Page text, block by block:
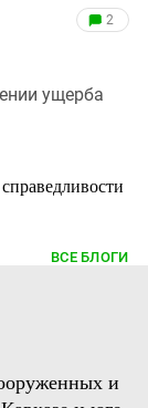
2
ущерба
ВСЕ БЛОГИ
и